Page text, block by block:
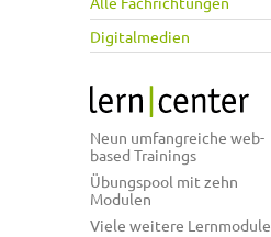
Digitalmedien
Neun umfangreiche web-
based Trainings
Übungspool mit zehn
Modulen
Viele weitere Lernmodule